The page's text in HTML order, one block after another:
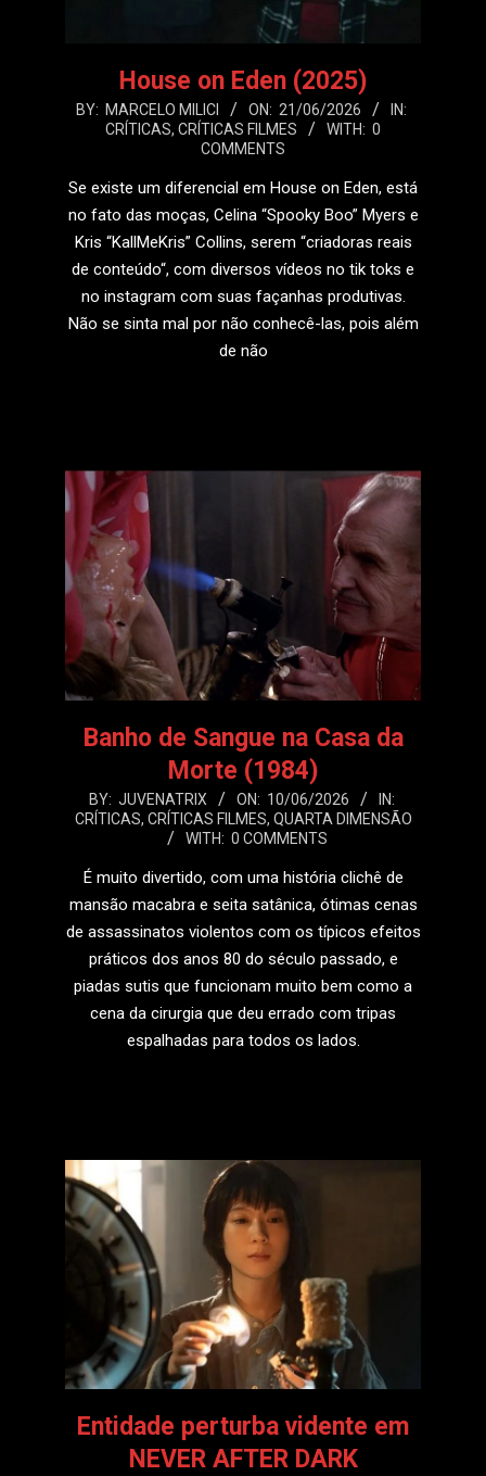
House on Eden (2025)
2026-
BY: MARCELO MILICI ON: 21/06/2026
IN:
CRÍTICAS, CRÍTICAS FILMES WITH: 0
COMMENTS
Se existe um diferencial em House on Eden, está
no fato das moças, Celina “Spooky Boo” Myers e
Kris “KallMeKris” Collins, serem “criadoras reais
de conteúdo“, com diversos vídeos no tik toks e
no instagram com suas façanhas produtivas.
Não se sinta mal por não conhecê-las, pois além
de não
Banho de Sangue na Casa da
Morte (1984)
2026-
06-
BY: JUVENATRIX ON: 10/06/2026
IN:
CRÍTICAS, CRÍTICAS FILMES, QUARTA DIMENSÃO
WITH: 0 COMMENTS
É muito divertido, com uma história clichê de
mansão macabra e seita satânica, ótimas cenas
de assassinatos violentos com os típicos efeitos
práticos dos anos 80 do século passado, e
piadas sutis que funcionam muito bem como a
cena da cirurgia que deu errado com tripas
espalhadas para todos os lados.
Entidade perturba vidente em
NEVER AFTER DARK